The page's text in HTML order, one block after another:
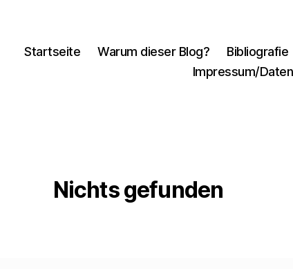
Startseite Warum dieser Blog? Bibliografie
Impressum/
Nichts gefunden